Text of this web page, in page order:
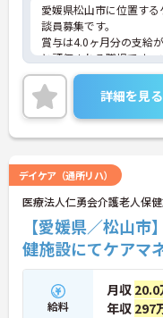
愛媛県松山市に位置す
談員募集です。
賞与は4.0ヶ月分の支給
と評価される職場です
あり、プライベートを
けます。子育て支援も充
実績や利用可能な託児所
ご興味のある方には、
に詳細をお話しいたし
詳細を見る
デイケア（通所リハ）
医療法人仁勇会介護老人保
【愛媛県／松山
健施設にてケアマ
給料
月収 20.0
年収 297